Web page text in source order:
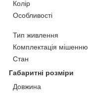
Колір
Особливості
Тип живлення
Комплектація мішенню
Стан
Габаритні розміри
Довжина